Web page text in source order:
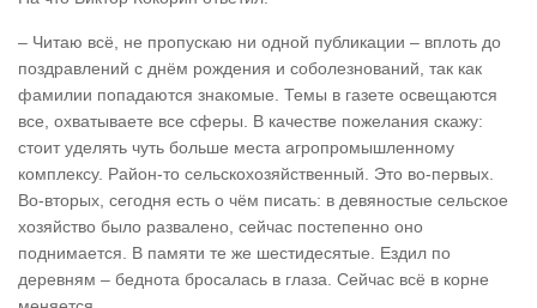
– Читаю всё, не пропускаю ни одной публикации – вплоть до
поздравлений с днём рождения и соболезнований, так как
фамилии попадаются знакомые. Темы в газете освещаются
все, охватываете все сферы. В качестве пожелания скажу:
стоит уделять чуть больше места агропромышленному
комплексу. Район-то сельскохозяйственный. Это во-первых.
Во-вторых, сегодня есть о чём писать: в девяностые сельское
хозяйство было развалено, сейчас постепенно оно
поднимается. В памяти те же шестидесятые. Ездил по
деревням – беднота бросалась в глаза. Сейчас всё в корне